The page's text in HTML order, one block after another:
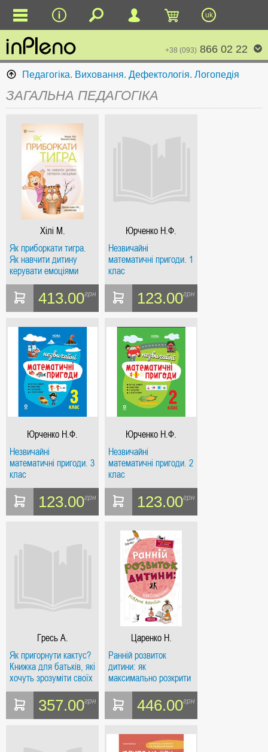
uk
+38 (093) 866 02 22
Педагогіка. Виховання. Дефектологія. Логопедія
ЗАГАЛЬНА ПЕДАГОГІКА
Хілі М.
Як приборкати тигра.
Як навчити дитину
керувати емоціями
(4mamas)
413.00грн
Юрченко Н.Ф.
Незвичайні
математичні пригоди. 1
клас
123.00грн
Юрченко Н.Ф.
Незвичайні
математичні пригоди. 3
клас
123.00грн
Юрченко Н.Ф.
Незвичайні
математичні пригоди. 2
клас
123.00грн
Гресь А.
Як пригорнути кактус?
Книжка для батьків, які
хочуть зрозуміти своїх
підлітків
357.00грн
Царенко Н.
Ранній розвиток
дитини: як
максимально розкрити
потенціал
446.00грн